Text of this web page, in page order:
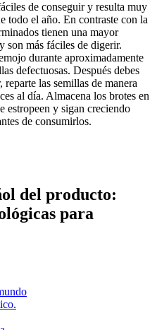
de conseguir y resulta muy
todo el año. En contraste con la
tienen una mayor
son más fáciles de digerir.
durante aproximadamente
defectuosas. Después debes
las semillas de manera
al día. Almacena los brotes en
estropeen y sigan creciendo
de consumirlos.
del producto:
para